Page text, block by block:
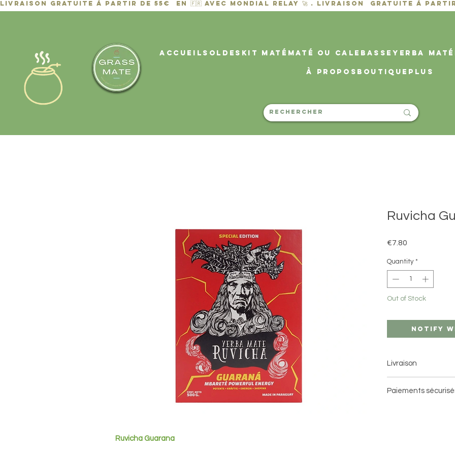
ACCUEIL Soldes KIT MATÉ MATÉ OU CALEBASSE YERBA MATÉ
À propos Boutique PLUS
Ruvicha Guarana
Ruvicha
€7.80
Quantity *
Out of Stock
Notify
Livraison
2 à 5 jours ouvrés
Paiements